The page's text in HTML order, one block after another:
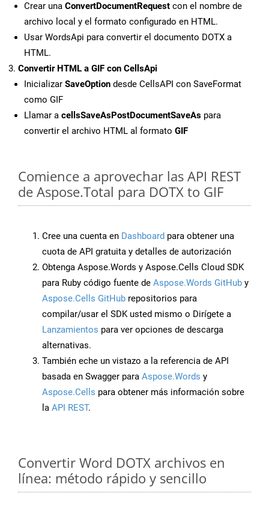
Crear una ConvertDocumentRequest con el nombre de
archivo local y el formato configurado en HTML.
Usar WordsApi para convertir el documento DOTX a
HTML.
Convertir HTML a GIF con CellsApi
Inicializar SaveOption desde CellsAPI con SaveFormat
como GIF
Llamar a cellsSaveAsPostDocumentSaveAs para
convertir el archivo HTML al formato GIF
Comience a aprovechar las API REST
de Aspose.Total para DOTX to GIF
Cree una cuenta en Dashboard para obtener una
cuota de API gratuita y detalles de autorización
Obtenga Aspose.Words y Aspose.Cells Cloud SDK
para Ruby código fuente de Aspose.Words GitHub y
Aspose.Cells GitHub repositorios para
compilar/usar el SDK usted mismo o Dirígete a
Lanzamientos para ver opciones de descarga
alternativas.
También eche un vistazo a la referencia de API
basada en Swagger para Aspose.Words y
Aspose.Cells para obtener más información sobre
la API REST.
Convertir Word DOTX archivos en
línea: método rápido y sencillo